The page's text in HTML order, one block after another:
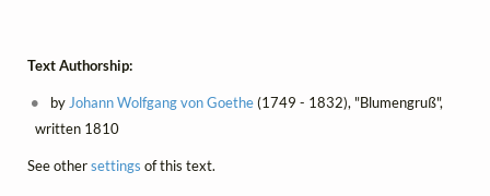
Text Authorship:
by Johann Wolfgang von Goethe(1749 - 1832), "Blumengruß",
written 1810
See othersettings of this text.